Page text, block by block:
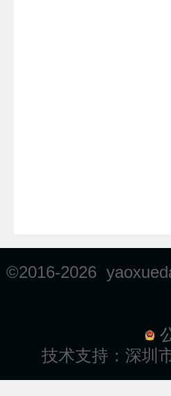
©2016-2026
技术支持： 深圳